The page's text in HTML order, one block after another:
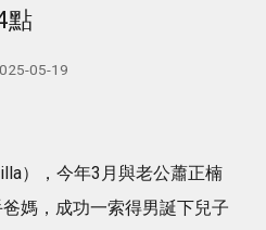
點
05-19
），今年3月與老公蕭正楠
爸媽，成功一索得男誕下兒子